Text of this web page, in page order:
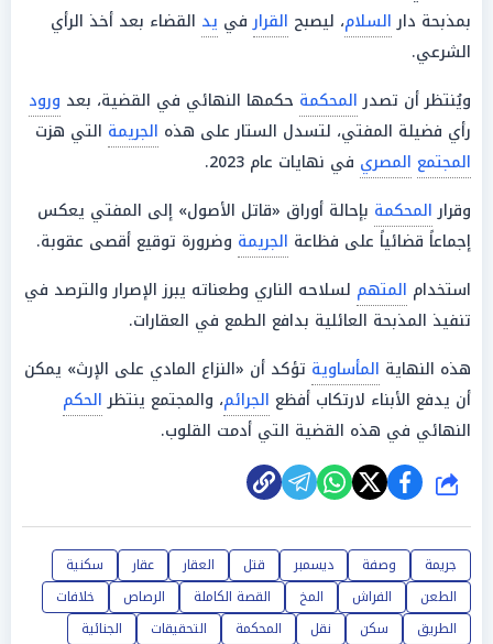
بمذبحة دارالسلام، ليصبح القرارفي يد القضاء بعد أخذ الرأي
الشرعي.
ويُنتظر أن تصدرالمحكمة حكمها النهائي في القضية، بعد ورود
رأي فضيلة المفتي، لتسدل الستار على هذه الجريمة التي هزت
المجتمع المصري في نهايات عام 2023.
وقرارالمحكمة بإحالة أوراق «قاتل الأصول» إلى المفتي يعكس
إجماعاً قضائياً على فظاعة الجريمة وضرورة توقيع أقصى عقوبة.
استخدام المتهم لسلاحه الناري وطعناته يبرز الإصرار والترصد في
تنفيذ المذبحة العائلية بدافع الطمع في العقارات.
هذه النهاية المأساوية تؤكد أن «النزاع المادي على الإرث» يمكن
أن يدفع الأبناء لارتكاب أفظع الجرائم، والمجتمع ينتظرالحكم
النهائي في هذه القضية التي أدمت القلوب.
شارك
جريمة وصفة ديسمبر قتل العقار عقار
سكنية
الطعن
الفراش المخ القصة الكاملة الرصاص
خلافات
الطريق
سكن نقل المحكمة التحقيقات
الجنائية